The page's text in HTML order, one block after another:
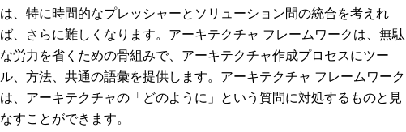
は、特に時間的なプレッシャーとソリューション間の統合を考えれ
ば、さらに難しくなります。アーキテクチャ フレームワークは、無駄
な労力を省くための骨組みで、アーキテクチャ作成プロセスにツー
ル、方法、共通の語彙を提供します。アーキテクチャ フレームワーク
は、アーキテクチャの「どのように」という質問に対処するものと見
なすことができます。